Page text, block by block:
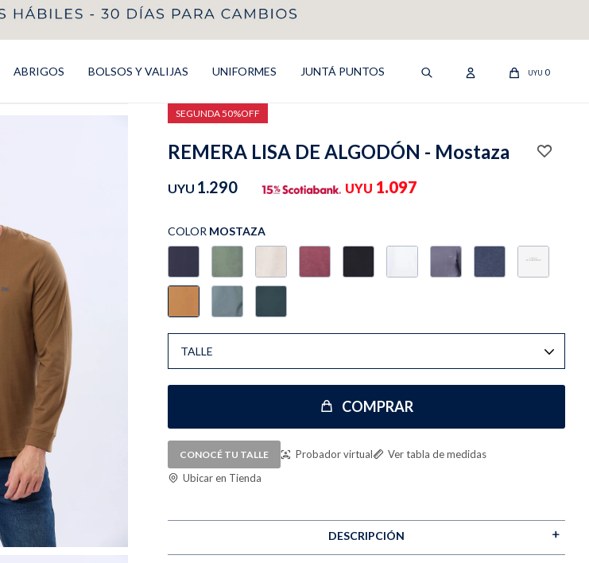
ABRIGOS BOLSOS Y VALIJAS UNIFORMES JUNTÁ PUNTOS UYU 0
SEGUNDA 50%OFF
REMERA LISA DE ALGODÓN - Mostaza
UYU 1.290 UYU 1.097
COLOR MOSTAZA
TALLE
COMPRAR
CONOCÉ TU TALLE Probador virtual
Ver tabla de medidas
Ubicar en Tienda
DESCRIPCIÓN